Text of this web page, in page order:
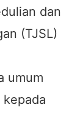
dan
(TJSL)
umum